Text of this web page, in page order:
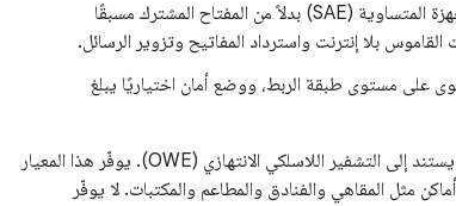
يستخدم هذا المعيار المصادقة المتزامنة للأجهزة المتساوية (SAE) بدلاً من المفتاح المشترك مسبقًا
على مستوى طبقة الربط، ووضع أمان اختياريًا يبلغ
Wi-Fi Enhanced Open هو معيار أمان جديد من WFA للشبكات العامة يستند إلى التشفير اللاسلكي الانتهازي (OWE). يوفّر هذا المعيار
مثل المقاهي والفنادق والمطاعم والمكتبات. لا يوفّر